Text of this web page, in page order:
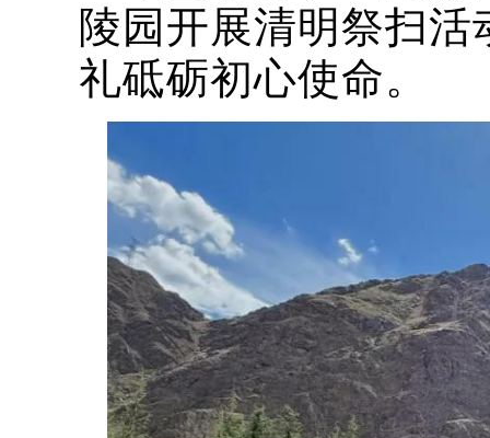
陵园开展清明祭扫
礼砥砺初心使命。